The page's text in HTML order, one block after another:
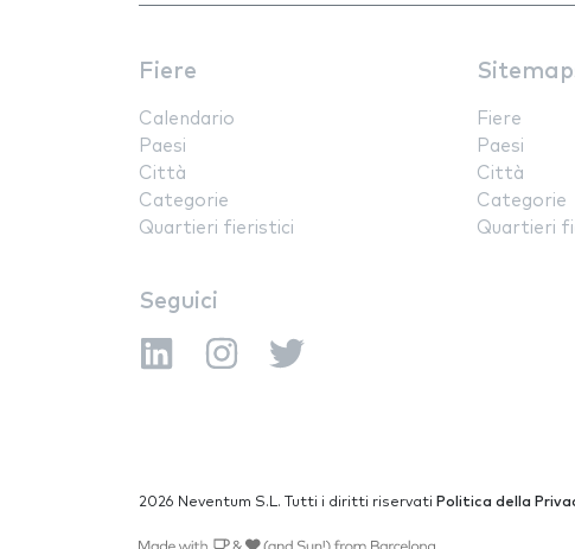
Fiere
Calendario
Paesi
Città
Categorie
Quartieri fieristici
Fiere
Paesi
Città
Categorie
Quartieri
Seguici
2026 Neventum S.L. Tutti i diritti riservati Politica della